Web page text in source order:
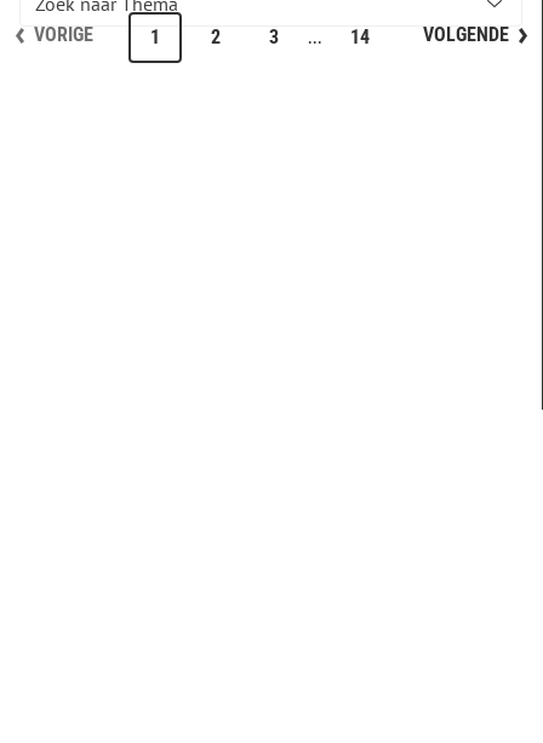
VORIGE VOLGENDE
1 2 3 ... 14